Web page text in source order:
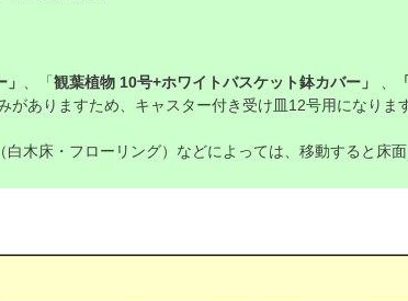
、「観葉植物 10号+ホワイトバスケット鉢カバー」
がありますため、キャスター付き受け皿12号用になります
木床・フローリング）などによっては、移動すると床